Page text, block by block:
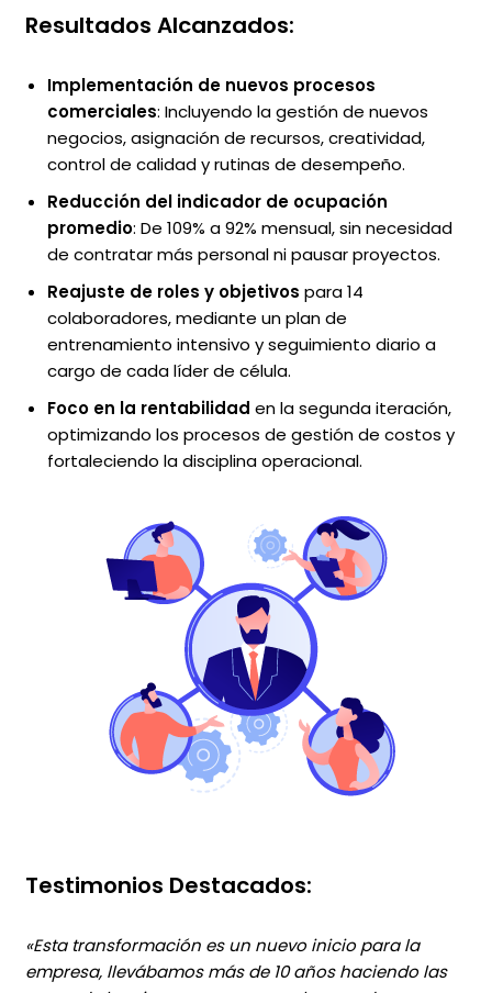
Resultados Alcanzados:
Implementación de nuevos procesos
comerciales: Incluyendo la gestión de nuevos
negocios, asignación de recursos, creatividad,
control de calidad y rutinas de desempeño.
Reducción del indicador de ocupación
promedio: De 109% a 92% mensual, sin necesidad
de contratar más personal ni pausar proyectos.
Reajuste de roles y objetivos para 14
colaboradores, mediante un plan de
entrenamiento intensivo y seguimiento diario a
cargo de cada líder de célula.
Foco en la rentabilidad en la segunda iteración,
optimizando los procesos de gestión de costos y
fortaleciendo la disciplina operacional.
Testimonios Destacados:
«Esta transformación es un nuevo inicio para la
empresa, llevábamos más de 10 años haciendo las